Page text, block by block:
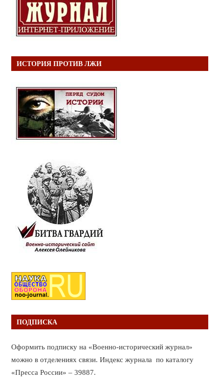
ИСТОРИЯ ПРОТИВ ЛЖИ
ПОДПИСКА
Оформить подписку на «Военно-исторический журнал»
можно в отделениях связи. Индекс журнала по каталогу
«Пресса России» – 39887.